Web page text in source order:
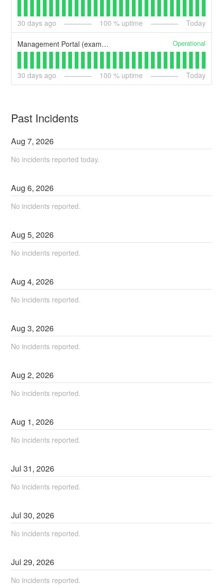
30 days ago 100 % uptime Today
Management Portal (example) Operational
30 days ago 100 % uptime Today
Past Incidents
Aug7,2026
No incidents reported today.
Aug6,2026
No incidents reported.
Aug5,2026
No incidents reported.
Aug4,2026
No incidents reported.
Aug3,2026
No incidents reported.
Aug2,2026
No incidents reported.
Aug 1,2026
No incidents reported.
Jul31,2026
No incidents reported.
Jul30,2026
No incidents reported.
Jul29,2026
No incidents reported.